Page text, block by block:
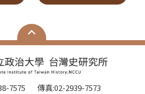
7575 傳真:02-2939-7573